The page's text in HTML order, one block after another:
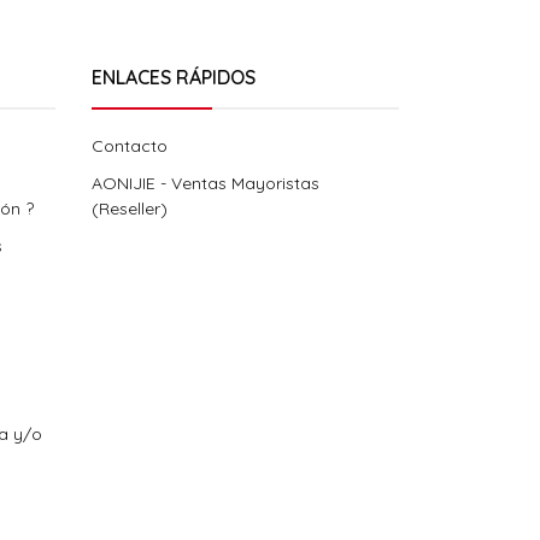
?
y/o
ENLACES RÁPIDOS
Contacto
AONIJIE - Ventas Mayoristas
(Reseller)